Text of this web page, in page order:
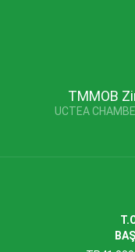
TMMOB
UCTEA